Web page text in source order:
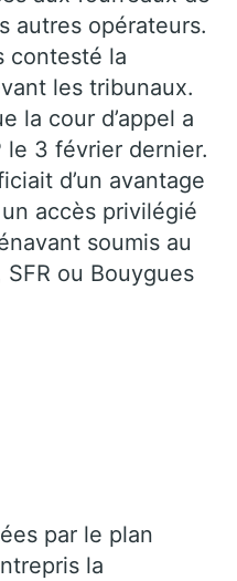
autres opérateurs.
contesté la
les tribunaux.
la cour d’appel a
le 3 février dernier.
d’un avantage
accès privilégié
soumis au
ou Bouygues
par le plan
la